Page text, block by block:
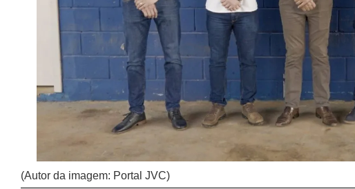
(Autor da imagem: Portal JVC)